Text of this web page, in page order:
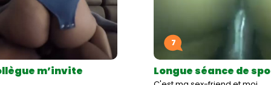
m’invite
7
Longue séance de